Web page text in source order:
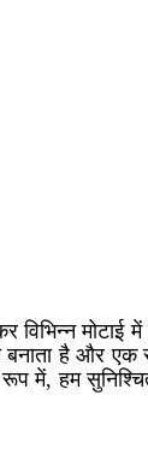
मोटाई
है और एक
में, हम